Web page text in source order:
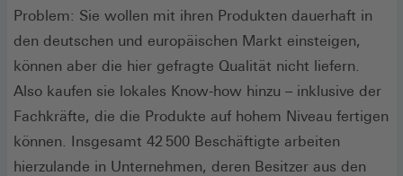
Problem: Sie wollen mit ihren Produkten dauerhaft in
den deutschen und europäischen Markt einsteigen,
können aber die hier gefragte Qualität nicht liefern.
Also kaufen sie lokales Know-how hinzu – inklusive der
Fachkräfte, die die Produkte auf hohem Niveau fertigen
können. Insgesamt 42 500 Beschäftigte arbeiten
hierzulande in Unternehmen, deren Besitzer aus den